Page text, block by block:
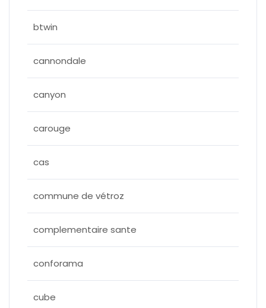
btwin
cannondale
canyon
carouge
cas
commune de vétroz
complementaire sante
conforama
cube